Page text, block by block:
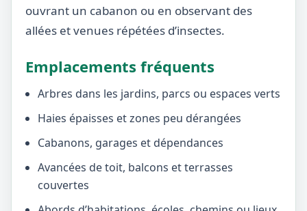
ouvrant un cabanon ou en observant des
allées et venues répétées d’insectes.
Emplacements fréquents
Arbres dans les jardins, parcs ou espaces verts
Haies épaisses et zones peu dérangées
Cabanons, garages et dépendances
Avancées de toit, balcons et terrasses
couvertes